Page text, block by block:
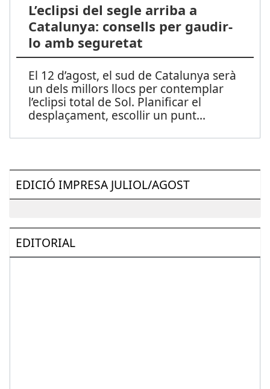
L’eclipsi del segle arriba a
Catalunya: consells per gaudir-
lo amb seguretat
El 12 d’agost, el sud de Catalunya serà
un dels millors llocs per contemplar
l’eclipsi total de Sol. Planificar el
desplaçament, escollir un punt...
EDICIÓ IMPRESA JULIOL/AGOST
EDITORIAL